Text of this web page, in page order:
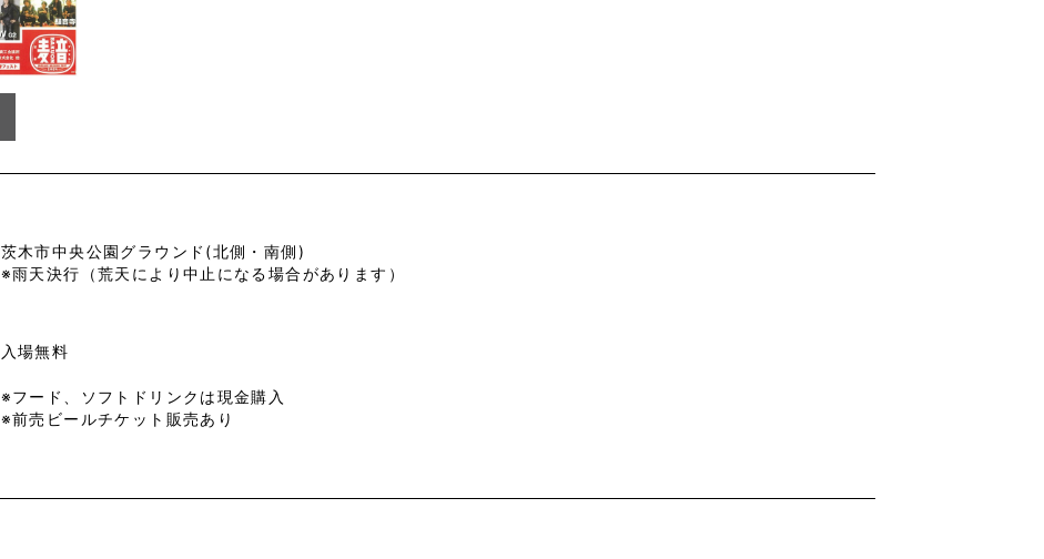
茨木市中央公園グラウンド(北側・南側)
※雨天決行（荒天により中止になる場合があります）
入場無料
※フード、ソフトドリンクは現金購入
※前売ビールチケット販売あり